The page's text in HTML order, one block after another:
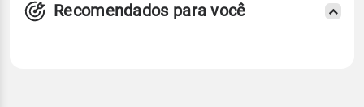
Recomendados para você